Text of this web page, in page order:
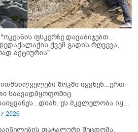
ფსკერზე დავაბიჯებთ...
ქვეშ გადის რღვევა,
აქტიურია"
შოკში იყვნენ...ერთ-
საავადმყოფოშიც
ეს მკვლელობა იყო"
დატრიალებული ტრაგედიის
2026
ფატალური შეცდომა,